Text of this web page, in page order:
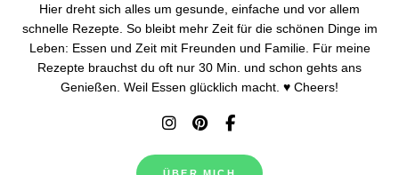
Hier dreht sich alles um gesunde, einfache und vor allem
schnelle Rezepte. So bleibt mehr Zeit für die schönen Dinge im
Leben: Essen und Zeit mit Freunden und Familie. Für meine
Rezepte brauchst du oft nur 30 Min. und schon gehts ans
Genießen. Weil Essen glücklich macht. ♥ Cheers!